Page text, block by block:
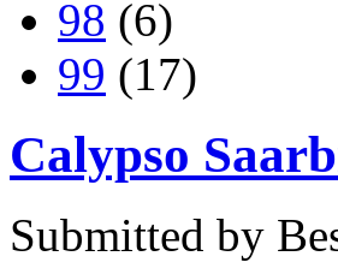
98 (6)
99 (17)
Calypso
Submitted by